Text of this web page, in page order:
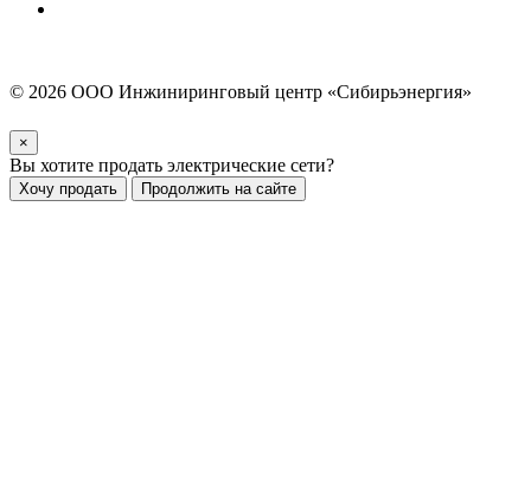
© 2026 ООО Инжиниринговый центр «Сибирьэнергия»
×
Вы хотите продать электрические сети?
Хочу продать Продолжить на сайте